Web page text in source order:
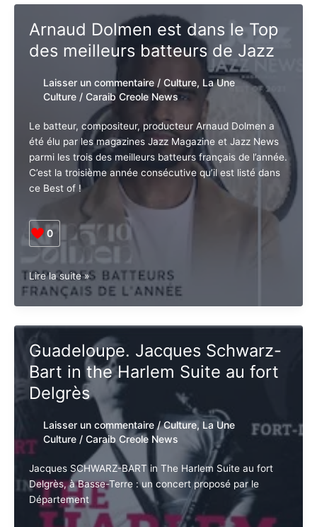
sur
la
originale
The
Color
Purple »
Arnaud Dolmen est dans le
Top des meilleurs batteurs de
Jazz
Laisser un commentaire / Culture
Culture/Caraib Creole News
Le batteur, compositeur, producteur Arnaud Dolmen a
été élu par les magazines Jazz Magazine et Jazz
News parmi les trois des meilleurs batteurs français
C’est la troisième année consécutive qu’il est listé
dans ce Best of !
0
Arnaud
Dolmen
est
dans
le
des
meilleurs
batteurs
de
Jazz
Lire la suite »
Guadeloupe. Jacques
Schwarz-Bart in the Harlem
Suite au fort Delgrès
Laisser un commentaire / Culture,La Une
Culture/Caraib Creole News
Jacques SCHWARZ-BART in The Harlem Suite au fort
Abonnez-vous à la Newsletter pour ne rien
manquer !
J'acceptel'accord de confidentialité